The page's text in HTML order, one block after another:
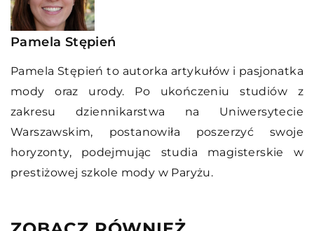
Pamela Stępień
Pamela Stępień to autorka artykułów i pasjonatka
mody oraz urody. Po ukończeniu studiów z
zakresu dziennikarstwa na Uniwersytecie
Warszawskim, postanowiła poszerzyć swoje
horyzonty, podejmując studia magisterskie w
prestiżowej szkole mody w Paryżu.